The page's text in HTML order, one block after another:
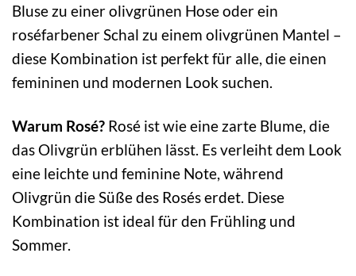
Bluse zu einer olivgrünen Hose oder ein
roséfarbener Schal zu einem olivgrünen Mantel –
diese Kombination ist perfekt für alle, die einen
femininen und modernen Look suchen.
Warum Rosé? Rosé ist wie eine zarte Blume, die
das Olivgrün erblühen lässt. Es verleiht dem Look
eine leichte und feminine Note, während
Olivgrün die Süße des Rosés erdet. Diese
Kombination ist ideal für den Frühling und
Sommer.